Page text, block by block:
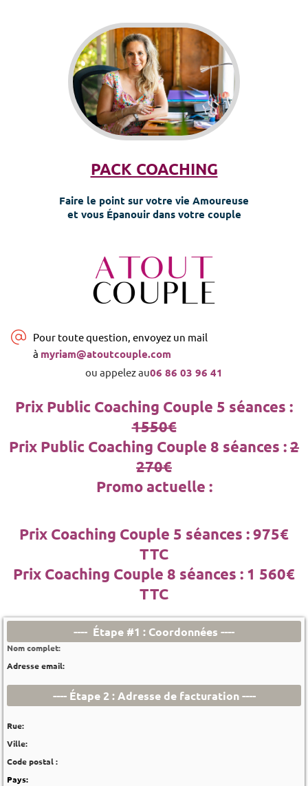
PACK COACHING
Faire le point sur votre vie Amoureuse
et vous Épanouir dans votre couple
Pour toute question, envoyez un mail
à myriam@atoutcouple.com
ou appelez au06 86 03 96 41
Prix Public Coaching Couple 5 séances :
1550€
Prix Public Coaching Couple 8 séances :2
270€
Promo actuelle :
Prix Coaching Couple 5 séances : 975€
TTC
Prix Coaching Couple 8 séances : 1 560€
TTC
---- Étape #1 : Coordonnées ----
Nom complet:
Adresse email:
---- Étape 2 : Adresse de facturation ----
Rue:
Ville:
Code postal :
Pays: